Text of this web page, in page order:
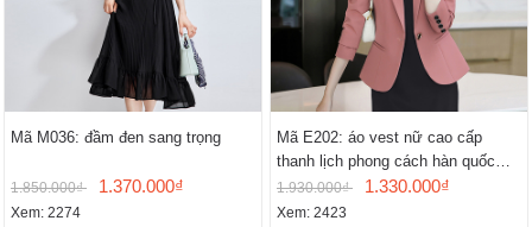
Mã M036: đầm đen sang trọng
1.850.000₫ 1.370.000₫
Xem: 2274
Mã E202: áo vest nữ cao cấp
thanh lịch phong cách hàn quốc
mới
1.930.000₫ 1.330.000₫
Xem: 2423